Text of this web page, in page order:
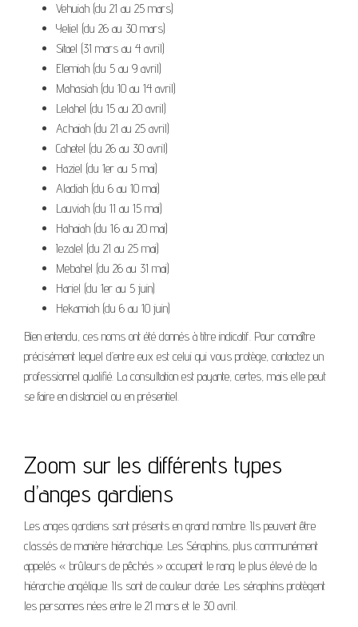
Vehuiah (du 21 au 25 mars)
Yeliel (du 26 au 30 mars)
Sitael (31 mars au 4 avril)
Elemiah (du 5 au 9 avril)
Mahasiah (du 10 au 14 avril)
Lelahel (du 15 au 20 avril)
Achaiah (du 21 au 25 avril)
Cahetel (du 26 au 30 avril)
Haziel (du 1er au 5 mai)
Aladiah (du 6 au 10 mai)
Lauviah (du 11 au 15 mai)
Hahaiah (du 16 au 20 mai)
Iezalel (du 21 au 25 mai)
Mebahel (du 26 au 31 mai)
Hariel (du 1er au 5 juin)
Hekamiah (du 6 au 10 juin)
Bien entendu, ces noms ont été donnés à titre indicatif. Pour connaître
précisément lequel d’entre eux est celui qui vous protège, contactez un
professionnel qualifié. La consultation est payante, certes, mais elle peut
se faire en distanciel ou en présentiel.
Zoom sur les différents types
d’anges gardiens
Les anges gardiens sont présents en grand nombre. Ils peuvent être
classés de manière hiérarchique. Les Séraphins, plus communément
appelés « brûleurs de pêchés » occupent le rang le plus élevé de la
hiérarchie angélique. Ils sont de couleur dorée. Les séraphins protègent
les personnes nées entre le 21 mars et le 30 avril.